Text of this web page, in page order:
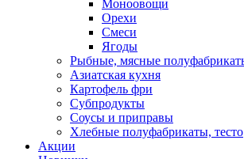
Моноовощи
Орехи
Смеси
Ягоды
Рыбные, мясные
Азиатская кухня
Картофель фри
Субпродукты
Соусы и приправы
Хлебные полуфабрикаты, тесто
Акции